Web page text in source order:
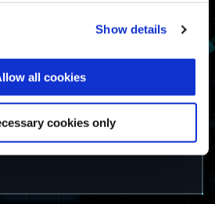
Show details
all cookies
cookies only
de Marea jurásica una